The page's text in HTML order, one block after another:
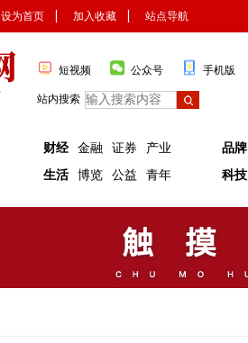
设为首页 加入收藏 站点导航
短视频 公众号 手机版
站内搜索
财经 金融 证券
产业
生活
博览 公益 青年
品牌
科技